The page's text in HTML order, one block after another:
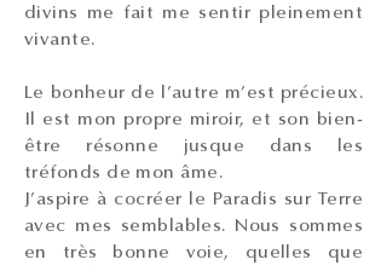
divins me fait me sentir pleinement
vivante.
Le bonheur de l’autre m’est précieux.
Il est mon propre miroir, et son bien-
être résonne jusque dans les
tréfonds de mon âme.
J’aspire à cocréer le Paradis sur Terre
avec mes semblables. Nous sommes
en très bonne voie, quelles que